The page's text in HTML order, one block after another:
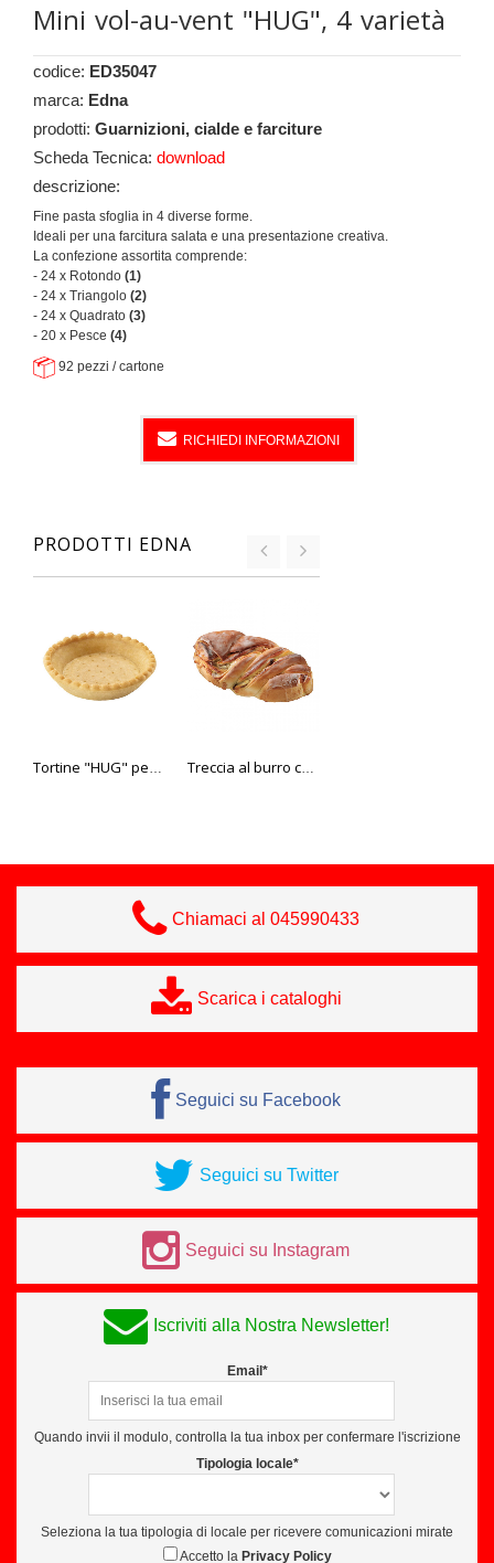
Mini vol-au-vent "HUG", 4 varietà
codice: ED35047
marca: Edna
prodotti: Guarnizioni, cialde e farciture
Scheda Tecnica: download
descrizione:
Fine pasta sfoglia in 4 diverse forme.
Ideali per una farcitura salata e una presentazione creativa.
La confezione assortita comprende:
- 24 x Rotondo (1)
- 24 x Triangolo (2)
- 24 x Quadrato (3)
- 20 x Pesce (4)
92 pezzi / cartone
RICHIEDI INFORMAZIONI
PRODOTTI EDNA
Tortine "HUG" per snack, 9 cm Treccia al burro con formaggio "quark"
Chiamaci al 045990433
Scarica i cataloghi
Seguici su Facebook
Seguici su Twitter
Seguici su Instagram
Iscriviti alla Nostra Newsletter!
Email*
Quando invii il modulo, controlla la tua inbox per confermare l'iscrizione
Tipologia locale*
Seleziona la tua tipologia di locale per ricevere comunicazioni mirate
Accetto la Privacy Policy